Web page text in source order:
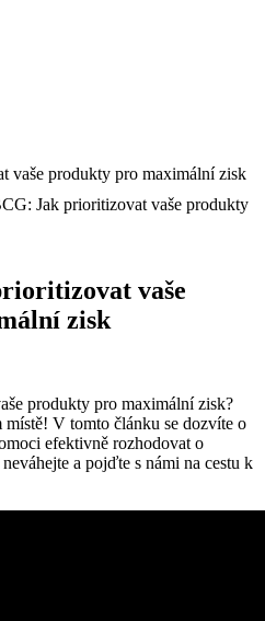
Jak prioritizovat vaše produkty
vaše
zisk
produkty pro maximální zisk?
místě! V tomto článku se dozvíte o
efektivně rozhodovat o
a pojďte s námi na cestu k